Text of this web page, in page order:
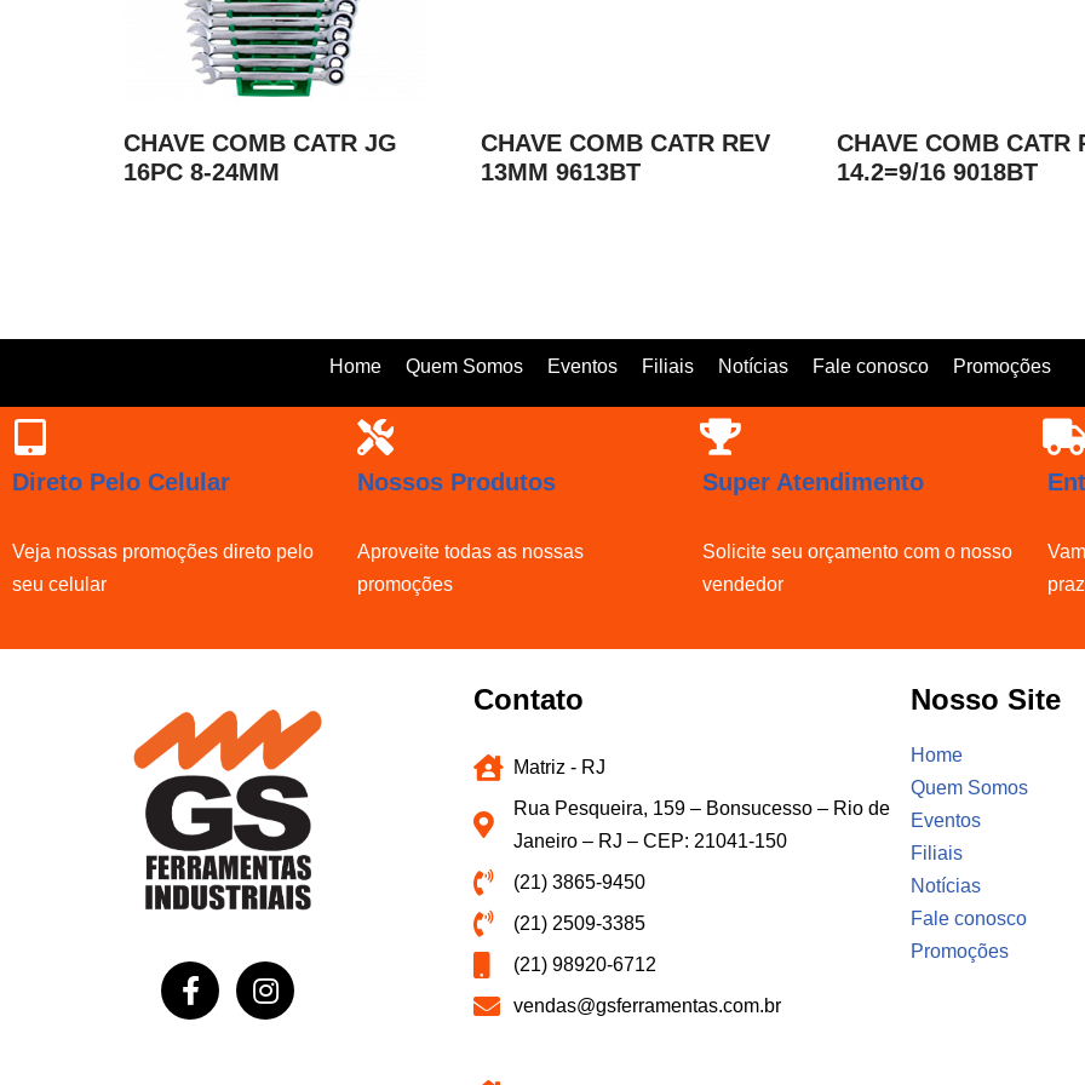
CHAVE COMB CATR JG
16PC 8-24MM
CHAVE COMB CATR REV
13MM 9613BT
CHAVE COMB CATR
14.2=9/16 9018BT
Home Quem Somos Eventos Filiais Notícias Fale conosco Promoções
Direto Pelo Celular
Veja nossas promoções direto pelo
seu celular
Nossos Produtos
Aproveite todas as nossas
promoções
Super Atendimento
Solicite seu orçamento com o nosso
vendedor
Contato
Matriz - RJ
Rua Pesqueira, 159 – Bonsucesso – Rio de
Janeiro – RJ – CEP: 21041-150
(21) 3865-9450
(21) 2509-3385
(21) 98920-6712
vendas@gsferramentas.com.br
Nosso Site
Home
Quem Somos
Eventos
Filiais
Notícias
Fale conosco
Promoções